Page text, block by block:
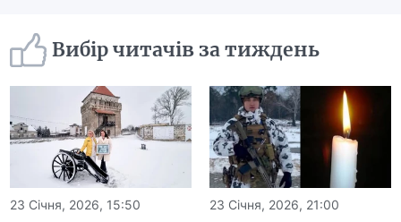
Вибір читачів за тиждень
23 Січня, 2026, 15:50 23 Січня, 2026, 21:00